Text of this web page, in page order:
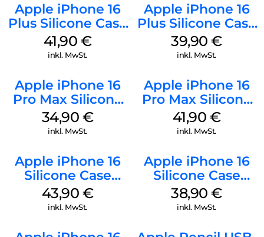
Apple iPhone 16
Plus Silicone Case
MagSafe Stone
Gray
41,90 €
inkl. MwSt.
Apple iPhone 16
Plus Silicone Case
MagSafe Plum
39,90€
inkl. MwSt.
Apple iPhone 16
Pro Max Silicone
Case MagSafe
Denim
34,90 €
inkl. MwSt.
Apple iPhone 16
Pro Max Silicone
Case MagSafe
Ultramarine
41,90 €
inkl. MwSt.
Apple iPhone 16
Silicone Case
MagSafe Plum
43,90 €
inkl. MwSt.
Apple iPhone 16
Silicone Case
MagSafe
Ultramarine
38,90€
inkl. MwSt.